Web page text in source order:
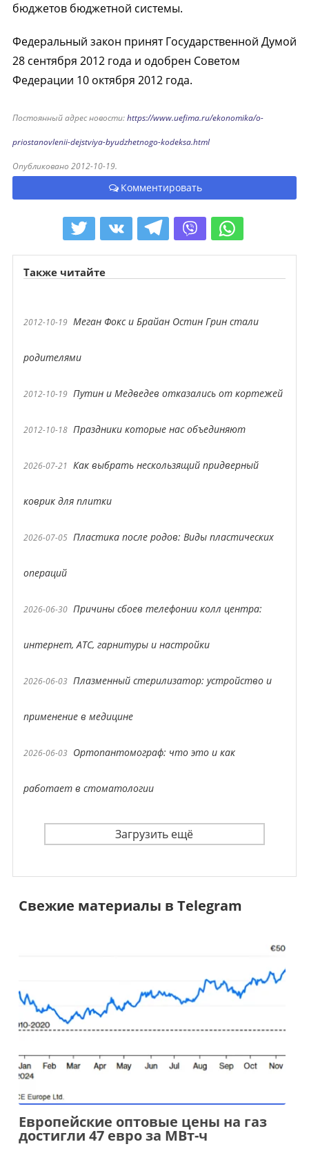
бюджетов бюджетной системы.
Федеральный закон принят Государственной Думой
28 сентября 2012 года и одобрен Советом
Федерации 10 октября 2012 года.
Постоянный адрес новости:https://www.uefima.ru/ekonomika/o-
priostanovlenii-dejstviya-byudzhetnogo-kodeksa.html
Опубликовано 2012-10-19.
Комментировать
Также читайте
2012-10-19 Меган Фокс и Брайан Остин Грин стали
родителями
2012-10-19 Путин и Медведев отказались от кортежей
2012-10-18 Праздники которые нас объединяют
2026-07-21 Как выбрать нескользящий придверный
коврик для плитки
2026-07-05 Пластика после родов: Виды пластических
операций
2026-06-30 Причины сбоев телефонии колл центра:
интернет, АТС, гарнитуры и настройки
2026-06-03 Плазменный стерилизатор: устройство и
применение в медицине
2026-06-03 Ортопантомограф: что это и как
работает в стоматологии
Загрузить ещё
Свежие материалы в Telegram
Европейские оптовые цены на газ
достигли 47 евро за МВт-ч